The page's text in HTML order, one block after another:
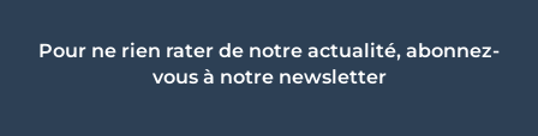
Pour ne rien rater de notre actualité, abonnez-
vous à notre newsletter